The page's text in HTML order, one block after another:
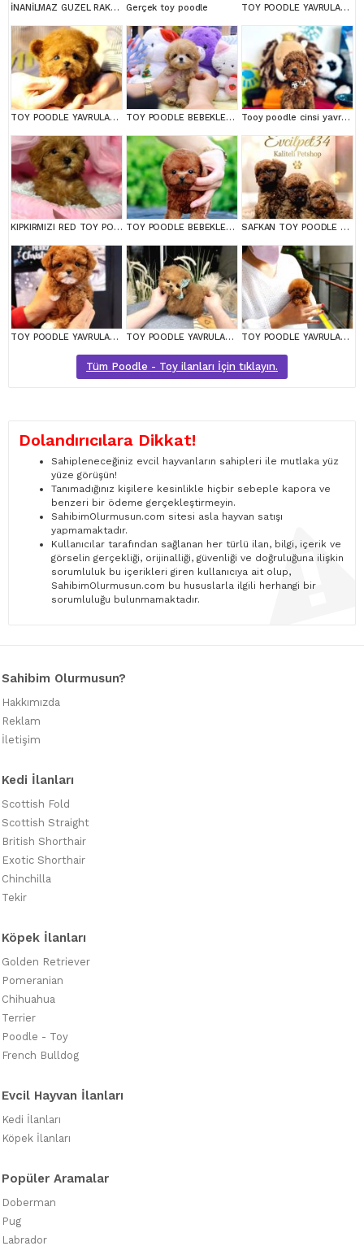
İNANİLMAZ GUZEL RAKAMLARA GERÇEK TOY YAVRULAR Gerçek toy poodle TOY POODLE YAVRULARIM
TOY POODLE YAVRULARIM TOY POODLE BEBEKLERİM Tooy poodle cinsi yavrular DİŞİ erkek mevcuttur
KIPKIRMIZI RED TOY POODLE SEVİMLİ YAVRULAR TOY POODLE BEBEKLERİM SAFKAN TOY POODLE BEBEKLERİMİZ BAKIRKÖY
TOY POODLE YAVRULARIM TOY POODLE YAVRULARIM TOY POODLE YAVRULARIM
Tüm Poodle - Toy ilanları İçin tıklayın.
Dolandırıcılara Dikkat!
Sahipleneceğiniz evcil hayvanların sahipleri ile mutlaka yüz
yüze görüşün!
Tanımadığınız kişilere kesinlikle hiçbir sebeple kapora ve
benzeri bir ödeme gerçekleştirmeyin.
SahibimOlurmusun.com sitesi asla hayvan satışı
yapmamaktadır.
Kullanıcılar tarafından sağlanan her türlü ilan, bilgi, içerik ve
görselin gerçekliği, orijinalliği, güvenliği ve doğruluğuna ilişkin
sorumluluk bu içerikleri giren kullanıcıya ait olup,
SahibimOlurmusun.com bu hususlarla ilgili herhangi bir
sorumluluğu bulunmamaktadır.
Sahibim Olurmusun?
Hakkımızda
Reklam
İletişim
Kedi İlanları
Scottish Fold
Scottish Straight
British Shorthair
Exotic Shorthair
Chinchilla
Tekir
Köpek İlanları
Golden Retriever
Pomeranian
Chihuahua
Terrier
Poodle - Toy
French Bulldog
Evcil Hayvan İlanları
Kedi İlanları
Köpek İlanları
Popüler Aramalar
Doberman
Pug
Labrador